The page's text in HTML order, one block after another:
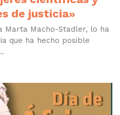
de justicia»
Marta Macho-Stadler, lo ha
que ha hecho posible